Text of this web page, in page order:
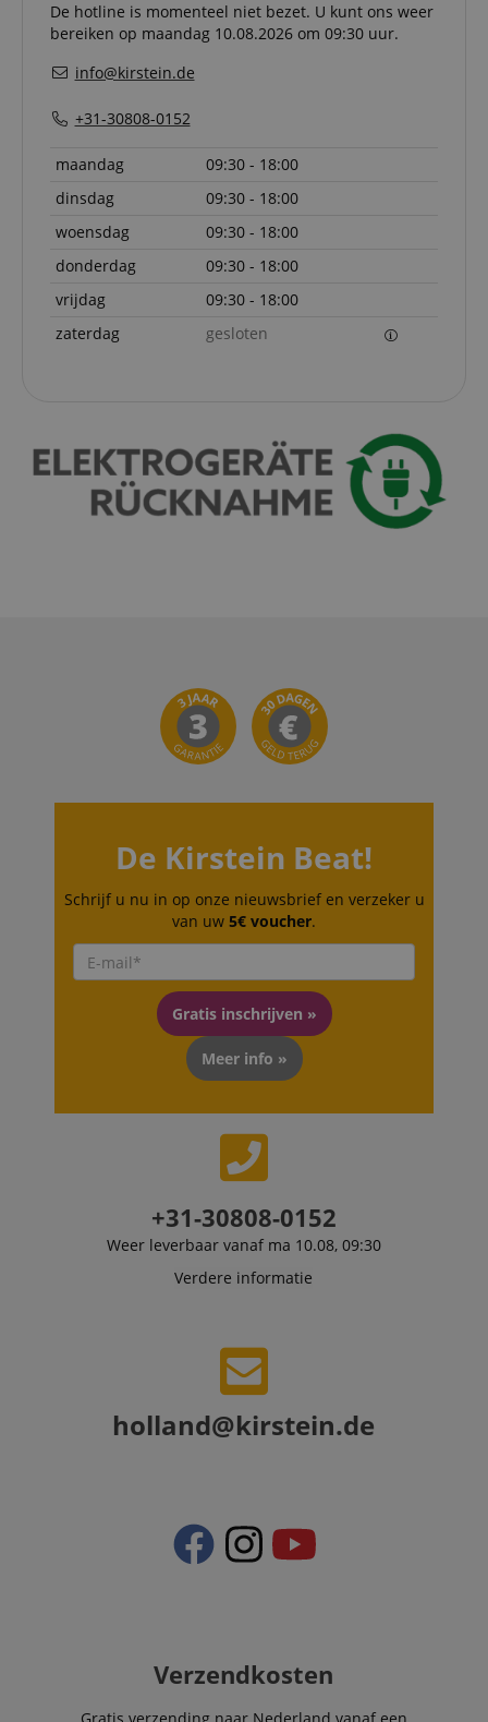
De hotline is momenteel niet bezet. U kunt ons weer
bereiken op maandag 10.08.2026 om 09:30 uur.
info@kirstein.de
+31-30808-0152
maandag
09:30 - 18:00
dinsdag
09:30 - 18:00
woensdag
09:30 - 18:00
donderdag
09:30 - 18:00
vrijdag
09:30 - 18:00
zaterdag
gesloten
De Kirstein Beat!
Schrijf u nu in op onze nieuwsbrief en verzeker u
van uw 5€ voucher.
Gratis inschrijven »
Meer info »
+31-30808-0152
Weer leverbaar vanaf ma 10.08, 09:30
Verdere informatie
holland@kirstein.de
Verzendkosten